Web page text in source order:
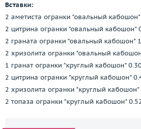
Вставки:
2 аметиста огранки "овальный
2 цитрина огранки "овальный кабошон"
2 граната огранки "овальный кабошон"
2 хризолита огранки "овальный
1 гранат огранки "круглый кабошон"
2 цитрина огранки "круглый кабошон"
2 хризолита огранки "круглый
2 топаза огранки "круглый кабошон"